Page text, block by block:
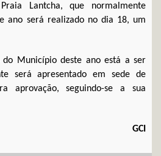
Lantcha, que normalmente
ano será realizado no dia 18, um
do Município deste ano está a ser
será apresentado em sede de
aprovação, seguindo-se a sua
GCI